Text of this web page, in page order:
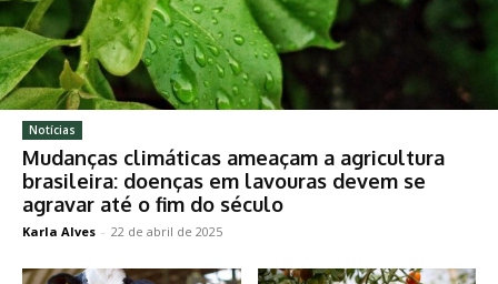
Notícias
Mudanças climáticas ameaçam a agricultura
brasileira: doenças em lavouras devem se
agravar até o fim do século
Karla Alves - 22 de abril de 2025